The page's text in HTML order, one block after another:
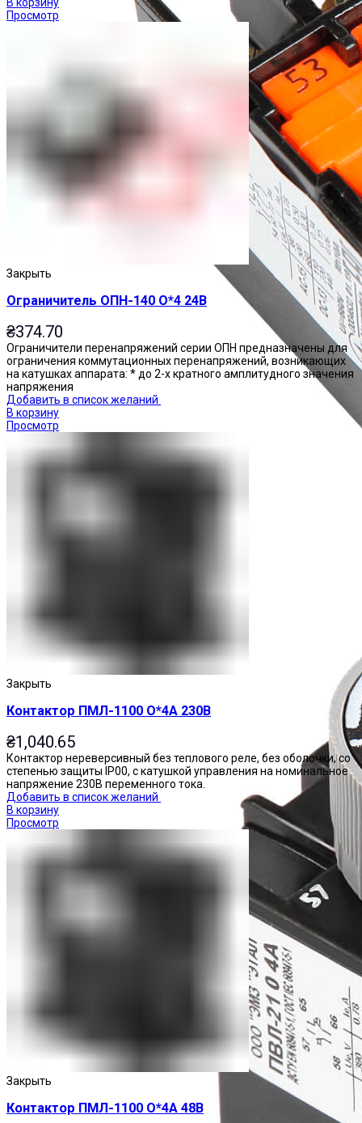
Просмотр
Закрыть
Ограничитель ОПН-140 О*4 24В
₴374.70
Ограничители перенапряжений серии ОПН предназначены для
ограничения коммутационных перенапряжений, возникающих
на катушках аппарата: * до 2-х кратного амплитудного значения
напряжения
Добавить в список желаний
В корзину
Просмотр
Закрыть
Контактор ПМЛ-1100 О*4А 230В
₴1,040.65
Контактор нереверсивный без теплового реле, без оболочки, со
степенью защиты IP00, с катушкой управления на номинальное
напряжение 230В переменного тока.
Добавить в список желаний
В корзину
Просмотр
Закрыть
Контактор ПМЛ-1100 О*4А 48В